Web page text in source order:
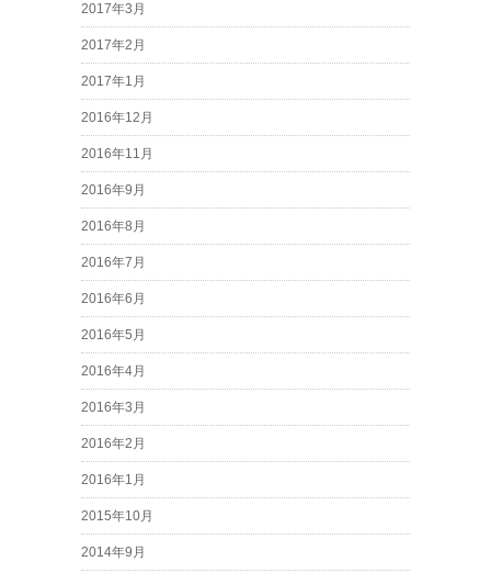
2017年3月
2017年2月
2017年1月
2016年12月
2016年11月
2016年9月
2016年8月
2016年7月
2016年6月
2016年5月
2016年4月
2016年3月
2016年2月
2016年1月
2015年10月
2014年9月